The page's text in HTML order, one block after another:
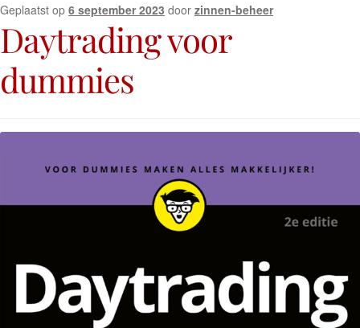
Geplaatst op 6 september 2023 door zinnen-beheer
Daytrading voor
dummies